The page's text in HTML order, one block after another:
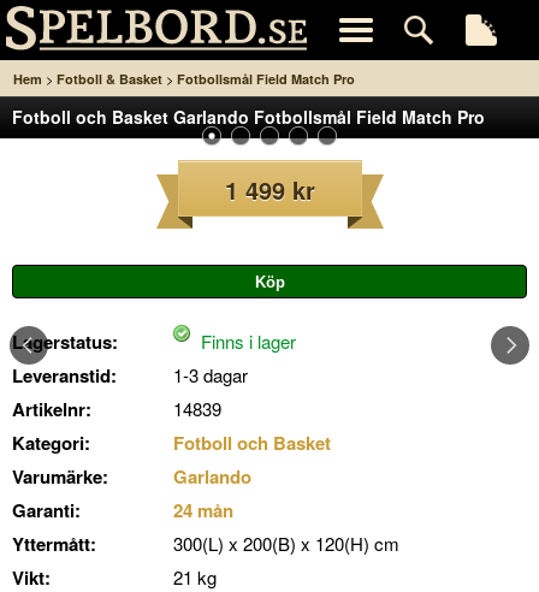
Hem > Fotboll & Basket > Fotbollsmål Field Match Pro
Fotboll och Basket Garlando Fotbollsmål Field Match Pro
1 499 kr
Lagerstatus: Finns i lager
Leveranstid: 1-3 dagar
Artikelnr: 14839
Kategori:
Fotboll och Basket
Varumärke:
Garlando
Garanti:
24 mån
Yttermått:
300(L) x 200(B) x 120(H) cm
Vikt: 21 kg